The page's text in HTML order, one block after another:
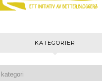
KATEGORIER